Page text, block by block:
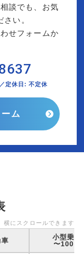
談でも、お気
い。
せフォームか
定休日: 不定休
ム
横にスクロールできます
小型乗用
〜